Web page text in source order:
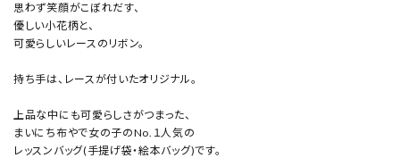
思わず笑顔がこぼれだす、
優しい小花柄と、
可愛らしいレースのリボン。
持ち手は、レースが付いたオリジナル。
上品な中にも可愛らしさがつまった、
まいにち布やで女の子のNo.１人気の
レッスンバッグ(手提げ袋・絵本バッグ)です。